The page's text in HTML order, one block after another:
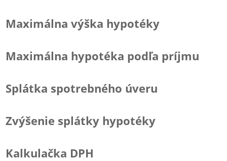
Maximálna výška hypotéky
Maximálna hypotéka podľa príjmu
Splátka spotrebného úveru
Zvýšenie splátky hypotéky
Kalkulačka DPH